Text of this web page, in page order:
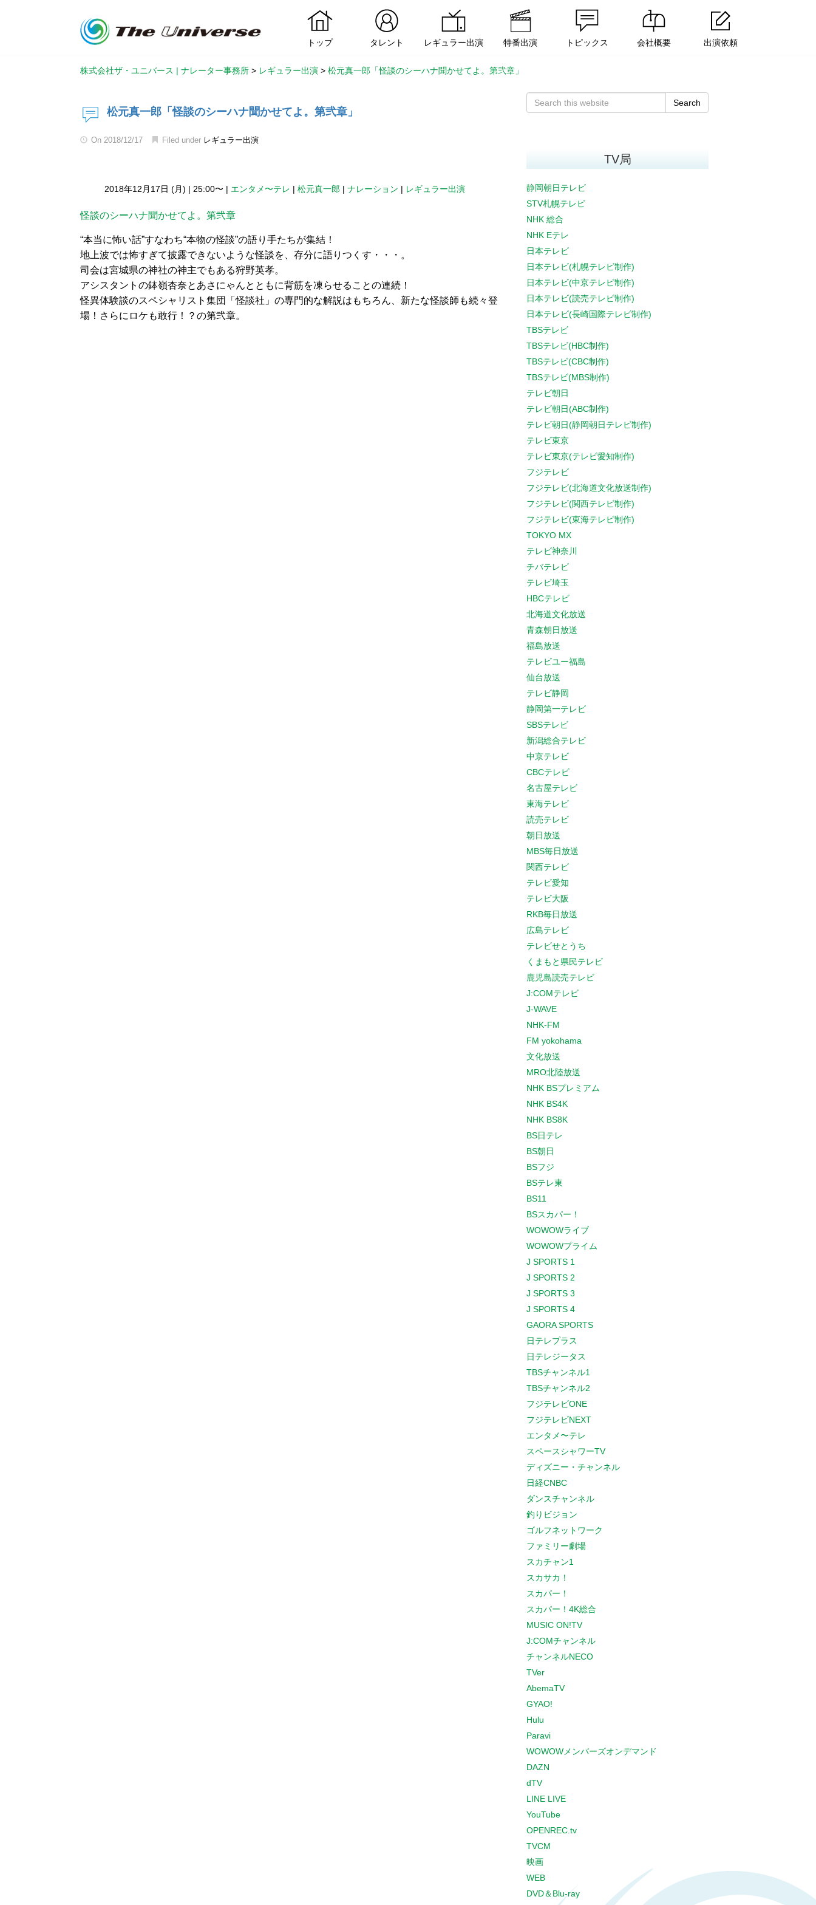
トップ タレント レギュラー出演 特番出演 トピックス 会社概要 出演依頼
株式会社ザ・ユニバース | ナレーター事務所 > レギュラー出演 > 松元真一郎「怪談のシーハナ聞かせてよ。第弐章」
松元真一郎「怪談のシーハナ聞かせてよ。第弐章」
On 2018/12/17 Filed under レギュラー出演
2018年12月17日 (月) | 25:00〜 | エンタメ〜テレ | 松元真一郎 | ナレーション | レギュラー出演
怪談のシーハナ聞かせてよ。第弐章
“本当に怖い話”すなわち“本物の怪談”の語り手たちが集結！
地上波では怖すぎて披露できないような怪談を、存分に語りつくす・・・。
司会は宮城県の神社の神主でもある狩野英孝。
アシスタントの鉢嶺杏奈とあさにゃんとともに背筋を凍らせることの連続！
怪異体験談のスペシャリスト集団「怪談社」の専門的な解説はもちろん、新たな怪談師も続々登
場！さらにロケも敢行！？の第弐章。
Search
TV局
静岡朝日テレビ
STV札幌テレビ
NHK 総合
NHK Eテレ
日本テレビ
日本テレビ(札幌テレビ制作)
日本テレビ(中京テレビ制作)
日本テレビ(読売テレビ制作)
日本テレビ(長崎国際テレビ制作)
TBSテレビ
TBSテレビ(HBC制作)
TBSテレビ(CBC制作)
TBSテレビ(MBS制作)
テレビ朝日
テレビ朝日(ABC制作)
テレビ朝日(静岡朝日テレビ制作)
テレビ東京
テレビ東京(テレビ愛知制作)
フジテレビ
フジテレビ(北海道文化放送制作)
フジテレビ(関西テレビ制作)
フジテレビ(東海テレビ制作)
TOKYO MX
テレビ神奈川
チバテレビ
テレビ埼玉
HBCテレビ
北海道文化放送
青森朝日放送
福島放送
テレビユー福島
仙台放送
テレビ静岡
静岡第一テレビ
SBSテレビ
新潟総合テレビ
中京テレビ
CBCテレビ
名古屋テレビ
東海テレビ
読売テレビ
朝日放送
MBS毎日放送
関西テレビ
テレビ愛知
テレビ大阪
RKB毎日放送
広島テレビ
テレビせとうち
くまもと県民テレビ
鹿児島読売テレビ
J:COMテレビ
J-WAVE
NHK-FM
FM yokohama
文化放送
MRO北陸放送
NHK BSプレミアム
NHK BS4K
NHK BS8K
BS日テレ
BS朝日
BSフジ
BSテレ東
BS11
BSスカパー！
WOWOWライブ
WOWOWプライム
J SPORTS 1
J SPORTS 2
J SPORTS 3
J SPORTS 4
GAORA SPORTS
日テレプラス
日テレジータス
TBSチャンネル1
TBSチャンネル2
フジテレビONE
フジテレビNEXT
エンタメ〜テレ
スペースシャワーTV
ディズニー・チャンネル
日経CNBC
ダンスチャンネル
釣りビジョン
ゴルフネットワーク
ファミリー劇場
スカチャン1
スカサカ！
スカパー！
スカパー！4K総合
MUSIC ON!TV
J:COMチャンネル
チャンネルNECO
TVer
AbemaTV
GYAO!
Hulu
Paravi
WOWOWメンバーズオンデマンド
DAZN
dTV
LINE LIVE
YouTube
OPENREC.tv
TVCM
映画
WEB
DVD＆Blu-ray